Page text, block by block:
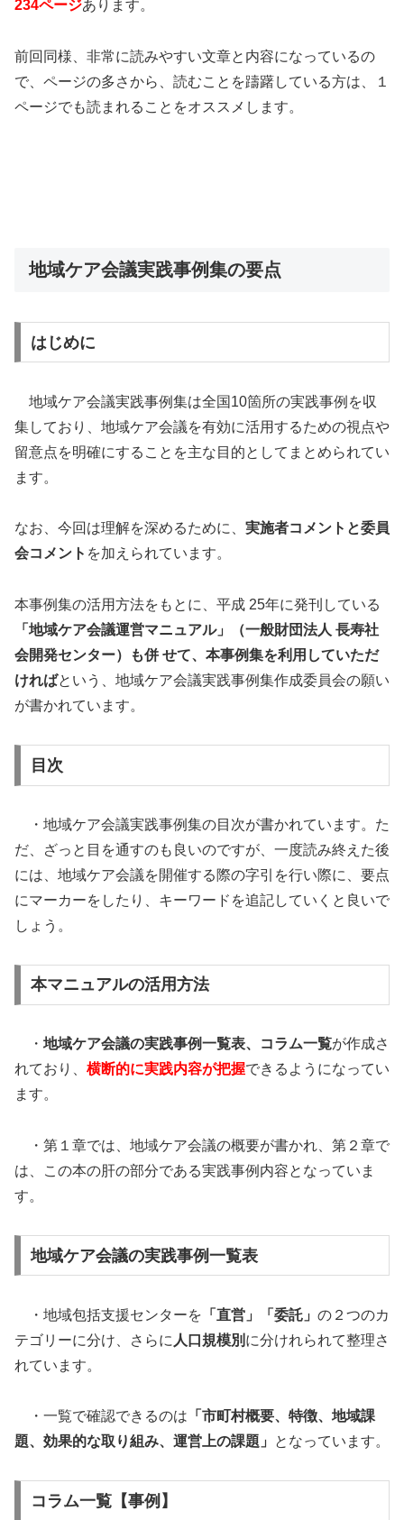
234ページあります。
前回同様、非常に読みやすい文章と内容になっているの
で、ページの多さから、読むことを躊躇している方は、１
ページでも読まれることをオススメします。
地域ケア会議実践事例集の要点
はじめに
地域ケア会議実践事例集は全国10箇所の実践事例を収
集しており、地域ケア会議を有効に活用するための視点や
留意点を明確にすることを主な目的としてまとめられてい
ます。
なお、今回は理解を深めるために、 実施者コメントと委員
会コメント を加えられています。
本事例集の活用方法をもとに、平成 25年に発刊している
「地域ケア会議運営マニュアル」（一般財団法人 長寿社
会開発センター）も併 せて、本事例集を利用していただ
ければという、地域ケア会議実践事例集作成委員会の願い
が書かれています。
目次
・地域ケア会議実践事例集の目次が書かれています。た
だ、ざっと目を通すのも良いのですが、一度読み終えた後
には、地域ケア会議を開催する際の字引を行い際に、要点
にマーカーをしたり、キーワードを追記していくと良いで
しょう。
本マニュアルの活用方法
・ 地域ケア会議の実践事例一覧表、コラム一覧が作成さ
れており、 横断的に実践内容が把握できるようになってい
ます。
・第１章では、地域ケア会議の概要が書かれ、第２章で
は、この本の肝の部分である実践事例内容となっていま
す。
地域ケア会議の実践事例一覧表
・地域包括支援センターを 「直営」「委託」 の２つのカ
テゴリーに分け、さらに 人口規模別 に分けれられて整理さ
れています。
・一覧で確認できるのは 「市町村概要、特徴、地域課
題、効果的な取り組み、運営上の課題」
となっています。
コラム一覧【事例】